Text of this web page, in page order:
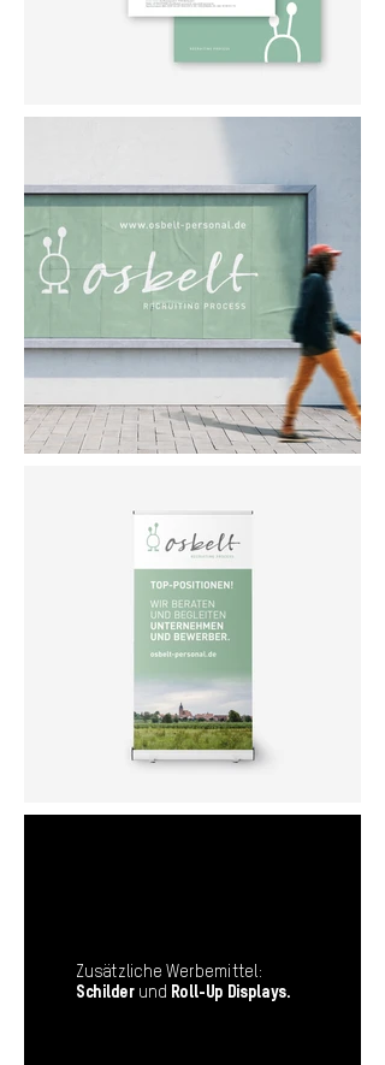
Zusätzliche Werbemittel:
Schilderund Roll-Up Displays.